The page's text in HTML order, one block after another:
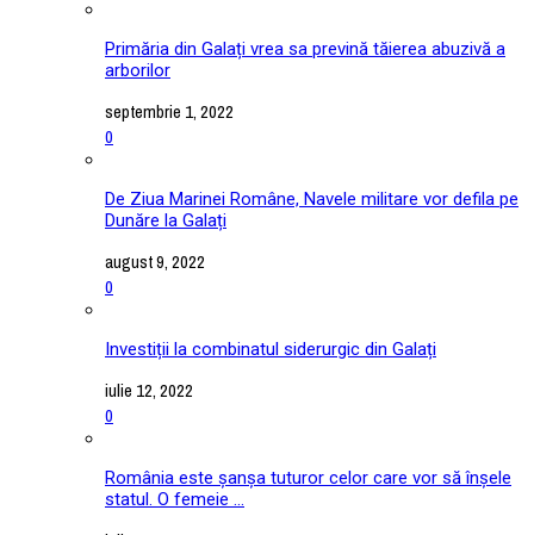
Primăria din Galați vrea sa prevină tăierea abuzivă a
arborilor
septembrie 1, 2022
0
De Ziua Marinei Române, Navele militare vor defila pe
Dunăre la Galați
august 9, 2022
0
Investiții la combinatul siderurgic din Galați
iulie 12, 2022
0
România este șanșa tuturor celor care vor să înșele
statul. O femeie ...